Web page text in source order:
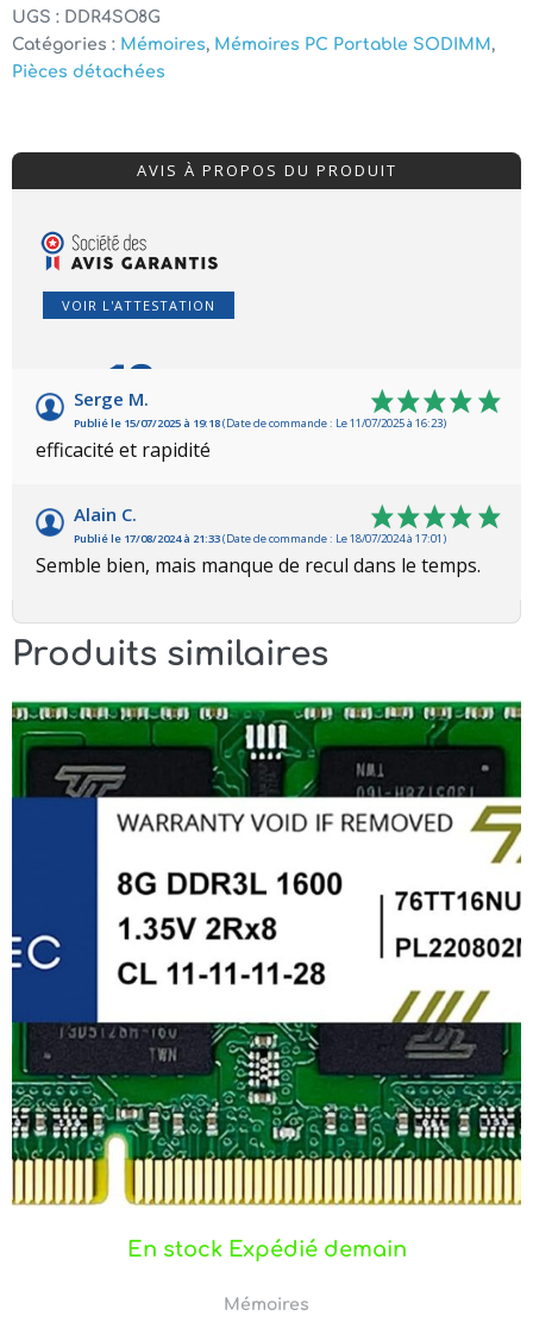
UGS : DDR4SO8G
Catégories : Mémoires, Mémoires PC Portable SODIMM,
Pièces détachées
AVIS À PROPOS DU PRODUIT
VOIR L'ATTESTATION
10
Serge M.
Publié le 15/07/2025 à 19:18(Date de commande : Le 11/07/2025 à 16:23)
efficacité et rapidité
Alain C.
Publié le 17/08/2024 à 21:33(Date de commande : Le 18/07/2024 à 17:01)
Semble bien, mais manque de recul dans le temps.
Produits similaires
En stock Expédié demain
Mémoires